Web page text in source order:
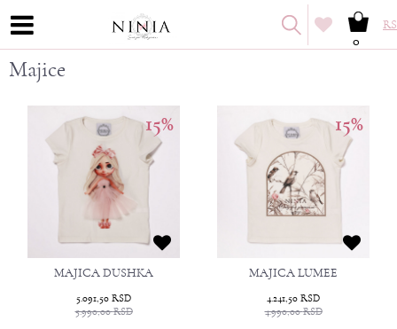
RS
0
Majice
15%
MAJICA DUSHKA
5.091,50 RSD
5.990,00RSD
15%
MAJICA LUMEE
4.241,50 RSD
4.990,00RSD